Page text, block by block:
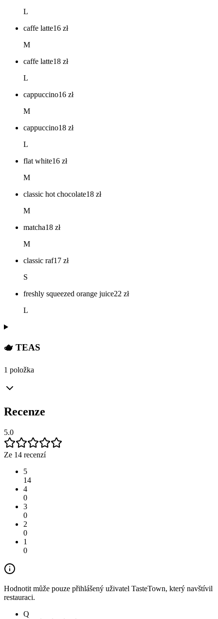
L
caffe latte16 zł
M
caffe latte18 zł
L
cappuccino16 zł
M
cappuccino18 zł
L
flat white16 zł
M
classic hot chocolate18 zł
M
matcha18 zł
M
classic raf17 zł
S
freshly squeezed orange juice22 zł
L
🫖 TEAS
1 položka
Recenze
5.0
Ze 14 recenzí
5
14
4
0
3
0
2
0
1
0
Hodnotit může pouze přihlášený uživatel TasteTown, který navštívil
restauraci.
Q